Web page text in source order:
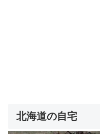
北海道の自宅